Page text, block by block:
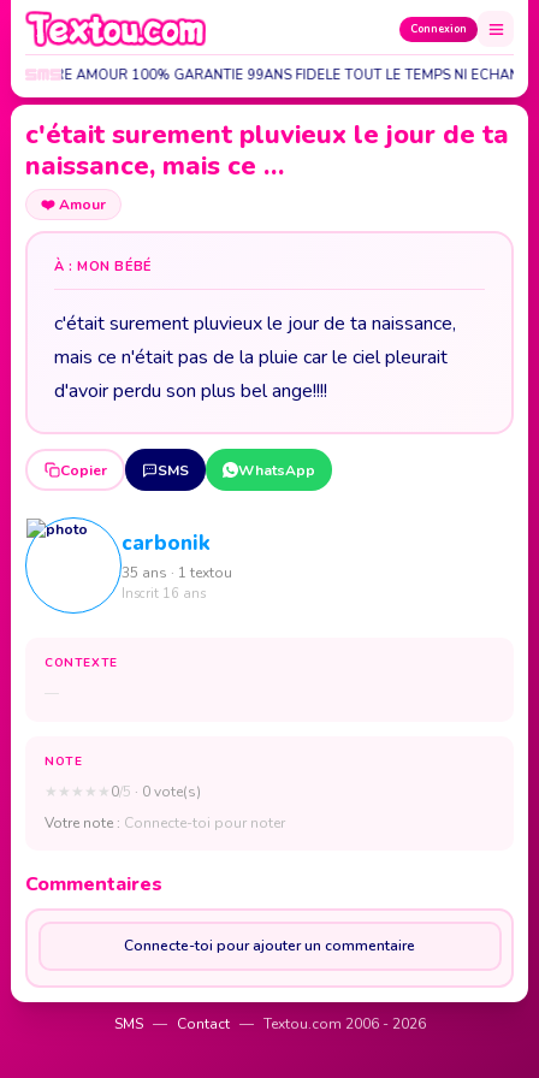
Connexion
VENDRE AMOUR 100% GARANTIE 99ANS FIDELE TOUT LE TEMPS NI
c'était surement pluvieux le jour de ta
naissance, mais ce …
❤️Amour
À : MON BÉBÉ
c'était surement pluvieux le jour de ta naissance,
mais ce n'était pas de la pluie car le ciel pleurait
d'avoir perdu son plus bel ange!!!!
Copier SMS WhatsApp
carbonik
35 ans · 1 textou
Inscrit 16 ans
CONTEXTE
—
NOTE
★ ★ ★ ★ ★0/5 · 0 vote(s)
Votre note : Connecte-toi pour noter
Commentaires
Connecte-toi pour ajouter un commentaire
SMS — Contact — Textou.com 2006 - 2026